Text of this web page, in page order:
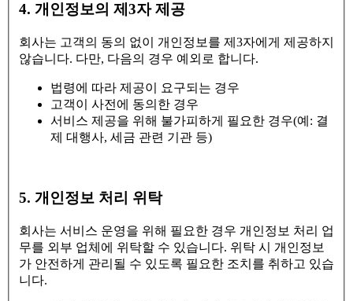
4. 개인정보의 제3자 제공
회사는 고객의 동의 없이 개인정보를 제3자에게 제공하지
않습니다. 다만, 다음의 경우 예외로 합니다.
법령에 따라 제공이 요구되는 경우
고객이 사전에 동의한 경우
서비스 제공을 위해 불가피하게 필요한 경우(예: 결
제 대행사, 세금 관련 기관 등)
5. 개인정보 처리 위탁
회사는 서비스 운영을 위해 필요한 경우 개인정보 처리 업
무를 외부 업체에 위탁할 수 있습니다. 위탁 시 개인정보
가 안전하게 관리될 수 있도록 필요한 조치를 취하고 있습
니다.